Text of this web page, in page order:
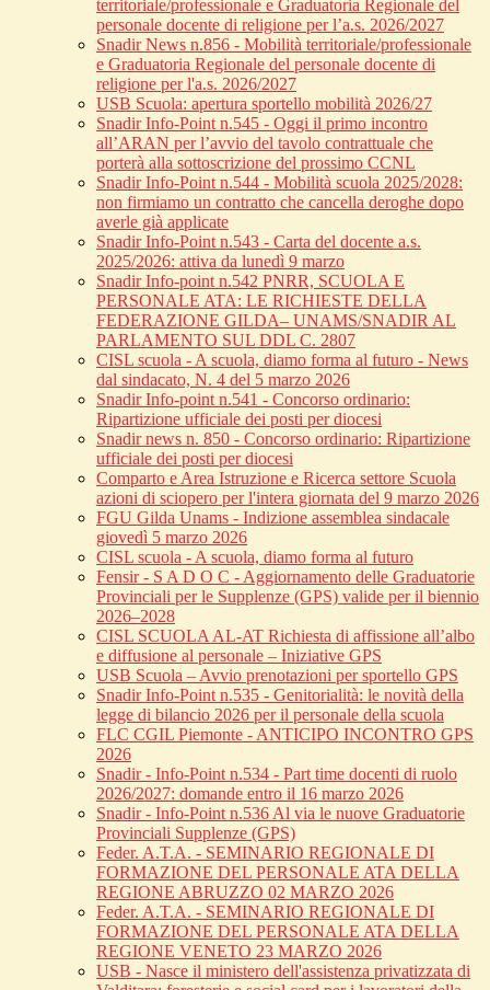
territoriale/professionale e Graduatoria Regionale del
personale docente di religione per l’a.s. 2026/2027
Snadir News n.856 - Mobilità territoriale/professionale
e Graduatoria Regionale del personale docente di
religione per l'a.s. 2026/2027
USB Scuola: apertura sportello mobilità 2026/27
Snadir Info-Point n.545 - Oggi il primo incontro
all’ARAN per l’avvio del tavolo contrattuale che
porterà alla sottoscrizione del prossimo CCNL
Snadir Info-Point n.544 - Mobilità scuola 2025/2028:
non firmiamo un contratto che cancella deroghe dopo
averle già applicate
Snadir Info-Point n.543 - Carta del docente a.s.
2025/2026: attiva da lunedì 9 marzo
Snadir Info-point n.542 PNRR, SCUOLA E
PERSONALE ATA: LE RICHIESTE DELLA
FEDERAZIONE GILDA– UNAMS/SNADIR AL
PARLAMENTO SUL DDL C. 2807
CISL scuola - A scuola, diamo forma al futuro - News
dal sindacato, N. 4 del 5 marzo 2026
Snadir Info-point n.541 - Concorso ordinario:
Ripartizione ufficiale dei posti per diocesi
Snadir news n. 850 - Concorso ordinario: Ripartizione
ufficiale dei posti per diocesi
Comparto e Area Istruzione e Ricerca settore Scuola
azioni di sciopero per l'intera giornata del 9 marzo 2026
FGU Gilda Unams - Indizione assemblea sindacale
giovedì 5 marzo 2026
CISL scuola - A scuola, diamo forma al futuro
Fensir - S A D O C - Aggiornamento delle Graduatorie
Provinciali per le Supplenze (GPS) valide per il biennio
2026–2028
CISL SCUOLA AL-AT Richiesta di affissione all’albo
e diffusione al personale – Iniziative GPS
USB Scuola – Avvio prenotazioni per sportello GPS
Snadir Info-Point n.535 - Genitorialità: le novità della
legge di bilancio 2026 per il personale della scuola
FLC CGIL Piemonte - ANTICIPO INCONTRO GPS
2026
Snadir - Info-Point n.534 - Part time docenti di ruolo
2026/2027: domande entro il 16 marzo 2026
Snadir - Info-Point n.536 Al via le nuove Graduatorie
Provinciali Supplenze (GPS)
Feder. A.T.A. - SEMINARIO REGIONALE DI
FORMAZIONE DEL PERSONALE ATA DELLA
REGIONE ABRUZZO 02 MARZO 2026
Feder. A.T.A. - SEMINARIO REGIONALE DI
FORMAZIONE DEL PERSONALE ATA DELLA
REGIONE VENETO 23 MARZO 2026
USB - Nasce il ministero dell'assistenza privatizzata di